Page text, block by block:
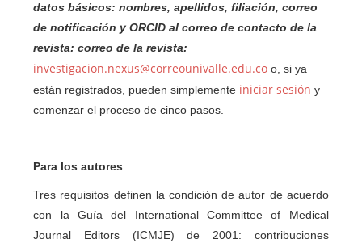
datos básicos: nombres, apellidos, filiación, correo
de notificación y ORCID al correo de contacto de la
revista: correo de la revista:
investigacion.nexus@correounivalle.edu.co o, si ya
están registrados, pueden simplemente iniciar sesión y
comenzar el proceso de cinco pasos.
Para los autores
Tres requisitos definen la condición de autor de acuerdo
con la Guía del International Committee of Medical
Journal Editors (ICMJE) de 2001: contribuciones